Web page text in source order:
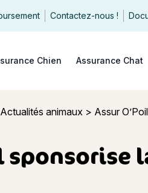
Contactez-nous !
Chien Assurance Chat
Actualités animaux> Assur
sponsorise